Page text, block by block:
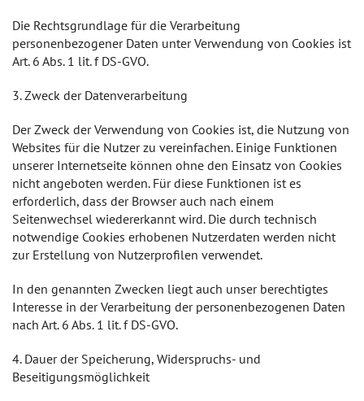
Die Rechtsgrundlage für die Verarbeitung
personenbezogener Daten unter Verwendung von Cookies ist
Art. 6 Abs. 1 lit. f DS-GVO.
3. Zweck der Datenverarbeitung
Der Zweck der Verwendung von Cookies ist, die Nutzung von
Websites für die Nutzer zu vereinfachen. Einige Funktionen
unserer Internetseite können ohne den Einsatz von Cookies
nicht angeboten werden. Für diese Funktionen ist es
erforderlich, dass der Browser auch nach einem
Seitenwechsel wiedererkannt wird. Die durch technisch
notwendige Cookies erhobenen Nutzerdaten werden nicht
zur Erstellung von Nutzerprofilen verwendet.
In den genannten Zwecken liegt auch unser berechtigtes
Interesse in der Verarbeitung der personenbezogenen Daten
nach Art. 6 Abs. 1 lit. f DS-GVO.
4. Dauer der Speicherung, Widerspruchs- und
Beseitigungsmöglichkeit